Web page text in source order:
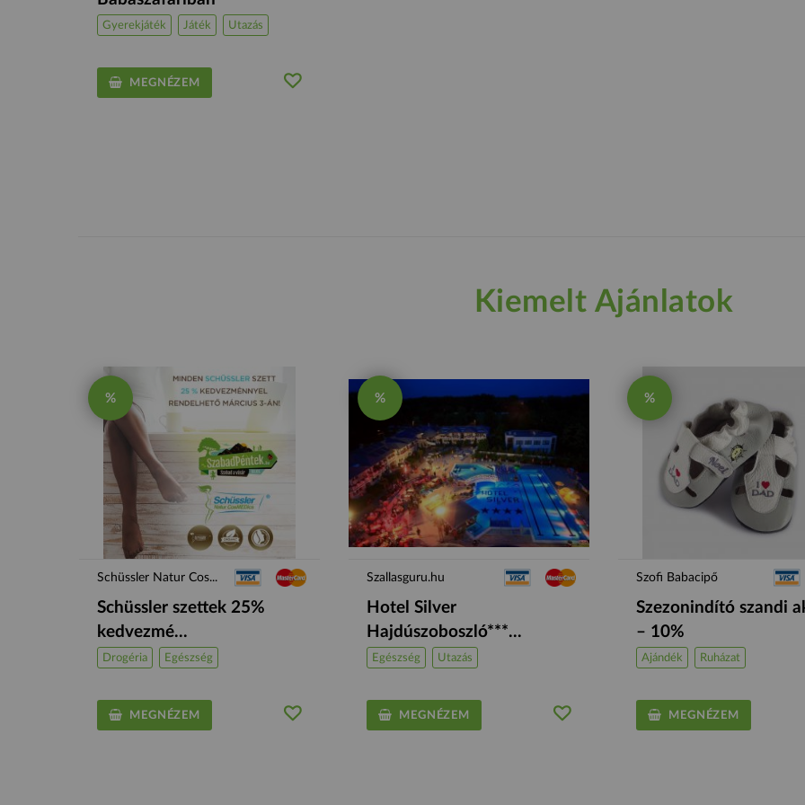
Gyerekjáték Játék Utazás
MEGNÉZEM
Kiemelt Ajánlatok
%
Schüssler Natur Cos...
Schüssler szettek 25%
kedvezmé...
Drogéria Egészség
MEGNÉZEM
%
Szallasguru.hu
Hotel Silver
Hajdúszoboszló***...
Egészség Utazás
MEGNÉZEM
%
Szofi Babacipő
Szezonindító szandi
– 10%
Ajándék Ruházat
MEGNÉZEM